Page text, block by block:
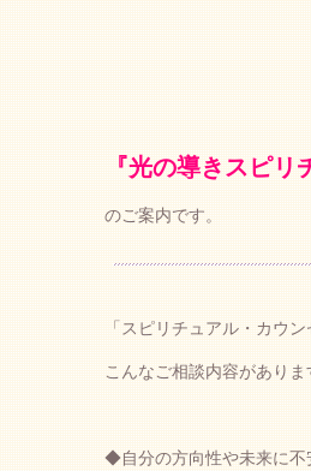
『光の導きスピリ
のご案内です。
「スピリチュアル・カウ
こんなご相談内容がありま
◆自分の方向性や未来に不